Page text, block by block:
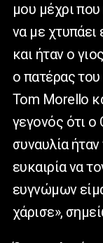
μου μέχρι
να με
και ήταν ο
ο πατέρας του
Tom Morello
γεγονός ότι ο
συναυλία
ευκαιρία να
ευγνώμων
χάρισε»,